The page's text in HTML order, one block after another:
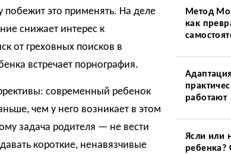
это применять. На деле
снижает интерес к
от греховных поисков в
встречает порнография.
современный ребенок
чем у него возникает в этом
задача родителя — не вести
короткие, ненавязчивые
Метод
как
работают
Ясли или
ребенка?